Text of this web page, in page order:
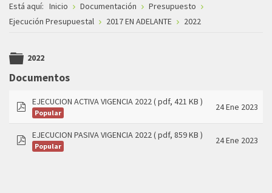
Está aquí: Inicio Documentación
Presupuesto
Ejecución Presupuestal
2017 EN ADELANTE 2022
folder
2022
Documentos
pdf
EJECUCION ACTIVA VIGENCIA 2022( pdf, 421 KB )
Popular
24 Ene 2023
pdf
EJECUCION PASIVA VIGENCIA 2022( pdf, 859 KB )
Popular
24 Ene 2023